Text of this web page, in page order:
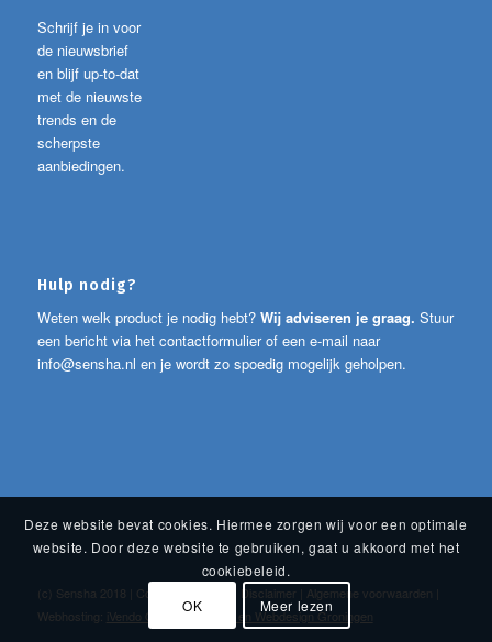
Schrijf je in voor
de nieuwsbrief
en blijf up-to-dat
met de nieuwste
trends en de
scherpste
aanbiedingen.
Hulp nodig?
Weten welk product je nodig hebt? Wij adviseren je graag. Stuur
een bericht via het contactformulier of een e-mail naar
info@sensha.nl en je wordt zo spoedig mogelijk geholpen.
(c) Sensha 2018 | Cookies Disclaimer Algemene voorwaarden
Webhosting: iVendo Online Marketing en Webdesign Groningen
Deze website bevat cookies. Hiermee zorgen wij voor een optimale
website. Door deze website te gebruiken, gaat u akkoord met het
cookiebeleid.
OK
Meer lezen